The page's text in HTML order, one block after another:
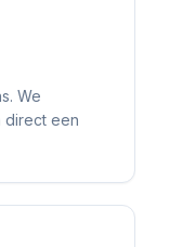
We
direct een